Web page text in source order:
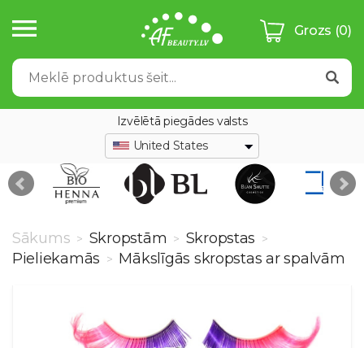
Grozs (0)
Izvēlētā piegādes valsts
United States
Sākums > Skropstām > Skropstas >
Pieliekamās > Mākslīgās skropstas ar spalvām